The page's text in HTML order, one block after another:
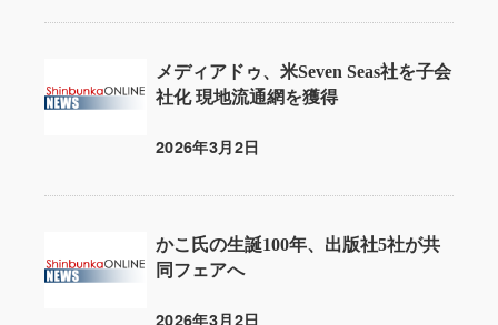
メディアドゥ、米Seven Seas社を子会
社化 現地流通網を獲得
投稿日
2026年3月2日
かこ氏の生誕100年、出版社5社が共
同フェアへ
2026年3月2日